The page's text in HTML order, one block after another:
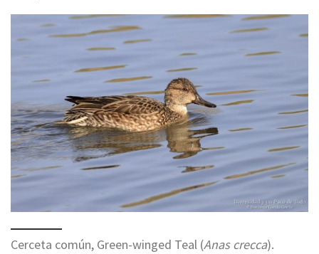
Cerceta común, Green-winged Teal (Anas crecca).